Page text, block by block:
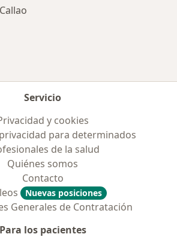
Servicio
y cookies
para determinados
de la salud
Quiénes somos
Contacto
Nuevas posiciones
Generales de Contratación
Para los pacientes